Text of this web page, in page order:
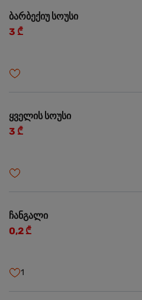
ბარბექიუ სოუსი
3 ₾
ყველის სოუსი
3 ₾
ჩანგალი
0,2 ₾
1